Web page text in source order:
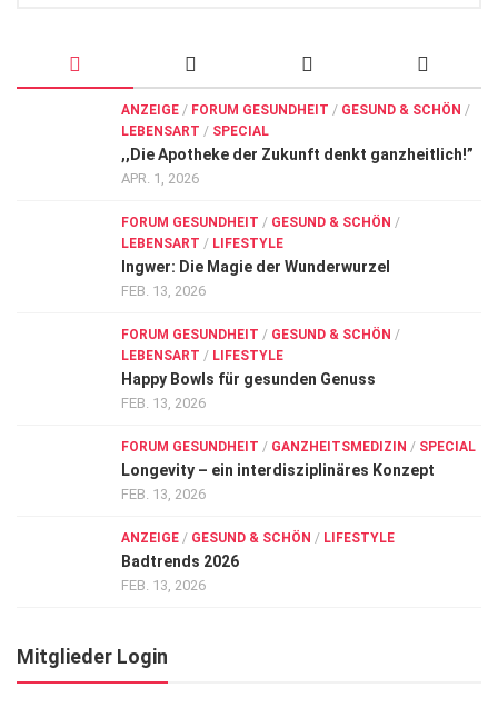
ANZEIGE / FORUM GESUNDHEIT / GESUND & SCHÖN /
LEBENSART / SPECIAL
,,Die Apotheke der Zukunft denkt ganzheitlich!”
APR. 1, 2026
FORUM GESUNDHEIT / GESUND & SCHÖN /
LEBENSART / LIFESTYLE
Ingwer: Die Magie der Wunderwurzel
FEB. 13, 2026
FORUM GESUNDHEIT / GESUND & SCHÖN /
LEBENSART / LIFESTYLE
Happy Bowls für gesunden Genuss
FEB. 13, 2026
FORUM GESUNDHEIT / GANZHEITSMEDIZIN / SPECIAL
Longevity – ein interdisziplinäres Konzept
FEB. 13, 2026
ANZEIGE / GESUND & SCHÖN / LIFESTYLE
Badtrends 2026
FEB. 13, 2026
Mitglieder Login